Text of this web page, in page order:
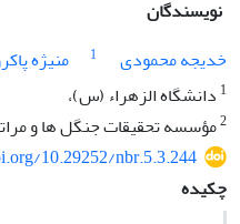
نویسندگان
خدیجه محمودی
1 منیژه
1 دانشگاه الزهراء (س)،
2مؤسسه تحقیقات جنگل ها و
10.29252/nbr.5.3.244
چکیده